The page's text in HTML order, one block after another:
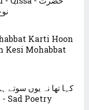
Karti Hoon
Kesi Mohabbat
مت چھوڑ کے جانا - Sad Poetry